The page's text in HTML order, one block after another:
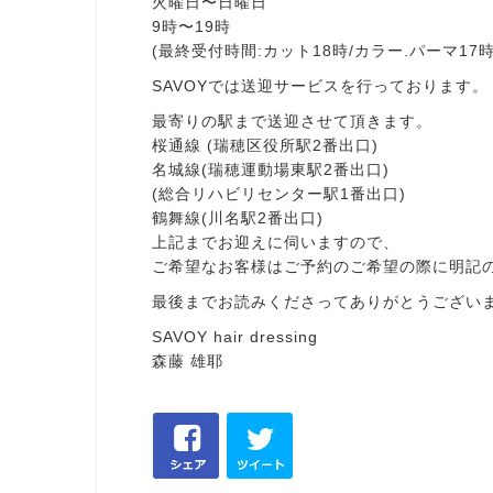
9時〜19時
(最終受付時間:カット18時/カラー.パーマ17
SAVOYでは送迎サービスを行っております。
最寄りの駅まで送迎させて頂きます。
桜通線 (瑞穂区役所駅2番出口)
名城線(瑞穂運動場東駅2番出口)
(総合リハビリセンター駅1番出口)
鶴舞線(川名駅2番出口)
上記までお迎えに伺いますので、
ご希望なお客様はご予約のご希望の際に明記
最後までお読みくださってありがとうござい
SAVOY hair dressing
森藤 雄耶